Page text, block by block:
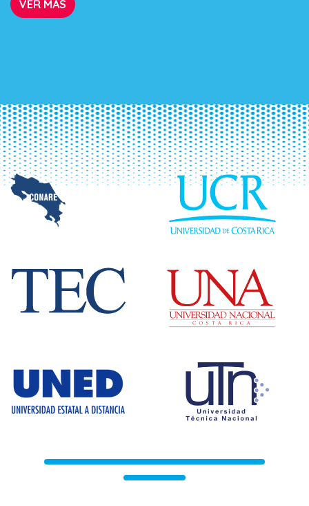
VER MÁS